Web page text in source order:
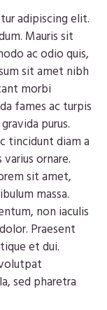
adipiscing elit.
Mauris sit
ac odio quis,
sit amet nibh
morbi
fames ac turpis
purus.
tincidunt diam a
ornare.
sit amet,
massa.
non iaculis
Praesent
et dui.
sed pharetra